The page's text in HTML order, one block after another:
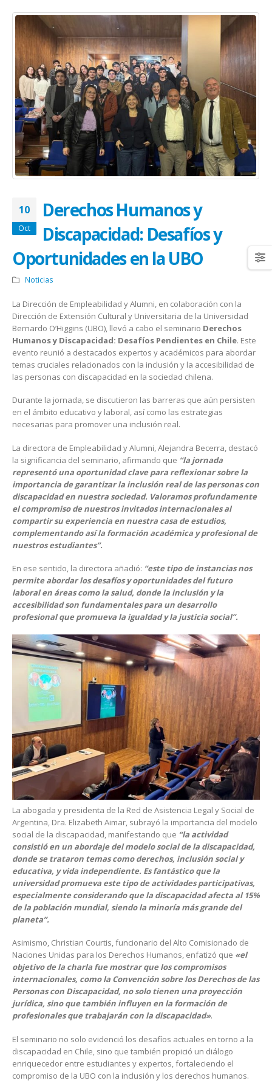
10
Oct
Derechos Humanos y
Discapacidad: Desafíos y
Oportunidades en la UBO
Noticias
La Dirección de Empleabilidad y Alumni, en colaboración con la
Dirección de Extensión Cultural y Universitaria de la Universidad
Bernardo O’Higgins (UBO), llevó a cabo el seminario Derechos
Humanos y Discapacidad: Desafíos Pendientes en Chile. Este
evento reunió a destacados expertos y académicos para abordar
temas cruciales relacionados con la inclusión y la accesibilidad de
las personas con discapacidad en la sociedad chilena.
Durante la jornada, se discutieron las barreras que aún persisten
en el ámbito educativo y laboral, así como las estrategias
necesarias para promover una inclusión real.
La directora de Empleabilidad y Alumni, Alejandra Becerra, destacó
la significancia del seminario, afirmando que “la jornada
representó una oportunidad clave para reflexionar sobre la
importancia de garantizar la inclusión real de las personas con
discapacidad en nuestra sociedad. Valoramos profundamente
el compromiso de nuestros invitados internacionales al
compartir su experiencia en nuestra casa de estudios,
complementando así la formación académica y profesional de
nuestros estudiantes”.
En ese sentido, la directora añadió: “este tipo de instancias nos
permite abordar los desafíos y oportunidades del futuro
laboral en áreas como la salud, donde la inclusión y la
accesibilidad son fundamentales para un desarrollo
profesional que promueva la igualdad y la justicia social”.
La abogada y presidenta de la Red de Asistencia Legal y Social de
Argentina, Dra. Elizabeth Aimar, subrayó la importancia del modelo
social de la discapacidad, manifestando que “la actividad
consistió en un abordaje del modelo social de la discapacidad,
donde se trataron temas como derechos, inclusión social y
educativa, y vida independiente. Es fantástico que la
universidad promueva este tipo de actividades participativas,
especialmente considerando que la discapacidad afecta al 15%
de la población mundial, siendo la minoría más grande del
planeta”.
Asimismo, Christian Courtis, funcionario del Alto Comisionado de
Naciones Unidas para los Derechos Humanos, enfatizó que «el
objetivo de la charla fue mostrar que los compromisos
internacionales, como la Convención sobre los Derechos de las
Personas con Discapacidad, no solo tienen una proyección
jurídica, sino que también influyen en la formación de
profesionales que trabajarán con la discapacidad».
El seminario no solo evidenció los desafíos actuales en torno a la
discapacidad en Chile, sino que también propició un diálogo
enriquecedor entre estudiantes y expertos, fortaleciendo el
compromiso de la UBO con la inclusión y los derechos humanos.